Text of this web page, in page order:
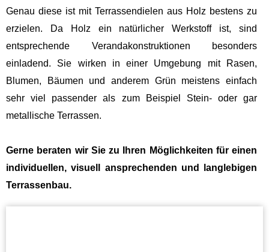
Genau diese ist mit Terrassendielen aus Holz bestens zu
erzielen. Da Holz ein natürlicher Werkstoff ist, sind
entsprechende Verandakonstruktionen besonders
einladend. Sie wirken in einer Umgebung mit Rasen,
Blumen, Bäumen und anderem Grün meistens einfach
sehr viel passender als zum Beispiel Stein- oder gar
metallische Terrassen.
Gerne beraten wir Sie zu Ihren Möglichkeiten für einen
individuellen, visuell ansprechenden und langlebigen
Terrassenbau.